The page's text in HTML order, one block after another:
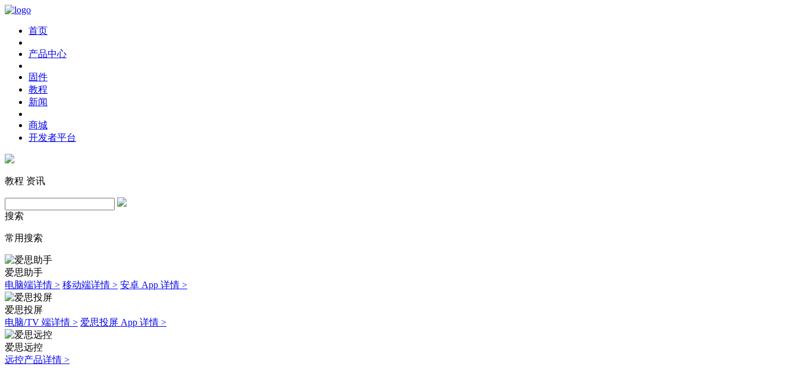
首页
产品中心
固件
教程
新闻
商城
开发者平台
教程 资讯
搜索
常用搜索
爱思助手
电脑端详情 > 移动端详情 > 安卓 App 详情 >
爱思投屏
电脑/TV 端详情 > 爱思投屏 App 详情 >
爱思远控
远控产品详情 >